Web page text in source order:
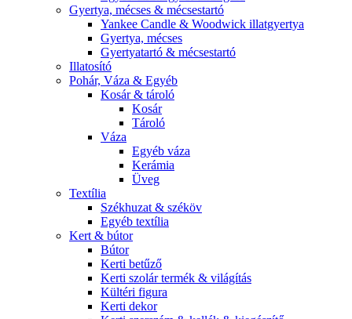
Gyertya, mécses & mécsestartó
Yankee Candle & Woodwick illatgyertya
Gyertya, mécses
Gyertyatartó & mécsestartó
Illatosító
Pohár, Váza & Egyéb
Kosár & tároló
Kosár
Tároló
Váza
Egyéb váza
Kerámia
Üveg
Textília
Székhuzat & széköv
Egyéb textília
Kert & bútor
Bútor
Kerti betűző
Kerti szolár termék & világítás
Kültéri figura
Kerti dekor